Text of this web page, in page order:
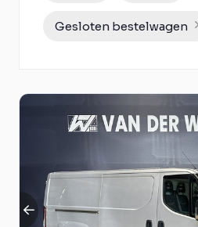
Gesloten bestelwagen